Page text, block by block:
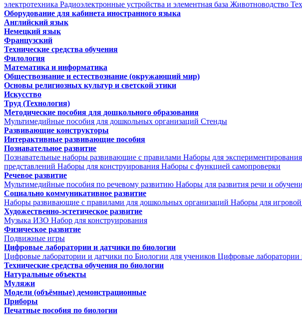
электротехника Радиоэлектронные устройства и элементная база Животноводство
Оборудование для кабинета иностранного языка
Английский язык
Немецкий язык
Французский
Технические средства обучения
Филология
Математика и информатика
Обществознание и естествознание (окружающий мир)
Основы религиозных культур и светской этики
Искусство
Труд (Технология)
Методические пособия для дошкольного образования
Мультимедийные пособия для дошкольных организаций Стенды
Развивающие конструкторы
Интерактивные развивающие пособия
Познавательное развитие
Познавательные наборы развивающие с правилами Наборы для экспериментирования
представлений Наборы для конструирования Наборы с функцией самопроверки
Речевое развитие
Мультимедийные пособия по речевому развитию Наборы для развития речи и
Социально коммуникативное развитие
Наборы развивающие с правилами для дошкольных организаций Наборы для игровой
Художественно-эстетическое развитие
Музыка ИЗО Набор для конструирования
Физическое развитие
Подвижные игры
Цифровые лаборатории и датчики по биологии
Цифровые лаборатории и датчики по Биологии для учеников Цифровые лаборатории
Технические средства обучения по биологии
Натуральные объекты
Муляжи
Модели (объёмные) демонстрационные
Приборы
Печатные пособия по биологии